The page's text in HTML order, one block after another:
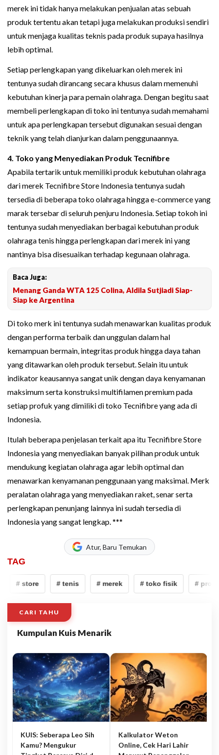
merek ini tidak hanya melakukan penjualan atas sebuah
produk tertentu akan tetapi juga melakukan produksi sendiri
untuk menjaga kualitas teknis pada produk supaya hasilnya
lebih optimal.
Setiap perlengkapan yang dikeluarkan oleh merek ini
tentunya sudah dirancang secara khusus dalam memenuhi
kebutuhan kinerja para pemain olahraga. Dengan begitu saat
membeli perlengkapan di toko ini tentunya sudah memahami
untuk apa perlengkapan tersebut digunakan sesuai dengan
teknik yang telah dianjurkan dalam penggunaannya.
4. Toko yang Menyediakan Produk Tecnifibre
Apabila tertarik untuk memiliki produk kebutuhan olahraga
dari merek Tecnifibre Store Indonesia tentunya sudah
tersedia di beberapa toko olahraga hingga e-commerce yang
marak tersebar di seluruh penjuru Indonesia. Setiap tokoh ini
tentunya sudah menyediakan berbagai kebutuhan produk
olahraga tenis hingga perlengkapan dari merek ini yang
nantinya bisa disesuaikan terhadap kegunaan olahraga.
Baca Juga:
Menang Ganda WTA 125 Colina, Aldila Sutjiadi Siap-
Siap ke Argentina
Di toko merk ini tentunya sudah menawarkan kualitas produk
dengan performa terbaik dan unggulan dalam hal
kemampuan bermain, integritas produk hingga daya tahan
yang ditawarkan oleh produk tersebut. Selain itu untuk
indikator keausannya sangat unik dengan daya kenyamanan
maksimum serta konstruksi multifilamen premium pada
setiap profuk yang dimiliki di toko Tecnifibre yang ada di
Indonesia.
Itulah beberapa penjelasan terkait apa itu Tecnifibre Store
Indonesia yang menyediakan banyak pilihan produk untuk
mendukung kegiatan olahraga agar lebih optimal dan
menawarkan kenyamanan penggunaan yang maksimal. Merk
peralatan olahraga yang menyediakan raket, senar serta
perlengkapan penunjang lainnya ini sudah tersedia di
Indonesia yang sangat lengkap. ***
Atur, Baru Temukan
TAG
# store # tenis # merek # toko fisik #
CARI TAHU
Kumpulan Kuis Menarik
KUIS: Seberapa Leo Sih
Kamu? Mengukur
Kalkulator Weton
Online, Cek Hari Lahir